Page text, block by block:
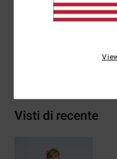
Composizione[Tessuto
cotone riciclato
Visti di recente